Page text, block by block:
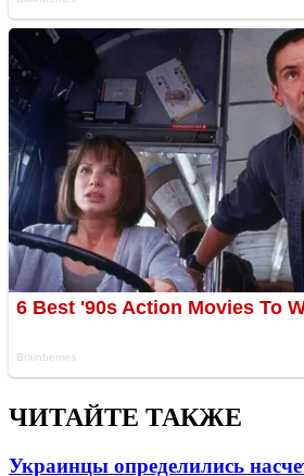
ЧИТАЙТЕ ТАКЖЕ
Украинцы определились